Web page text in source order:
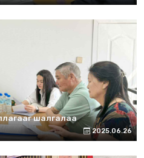
шалгалаа
2025.06.26